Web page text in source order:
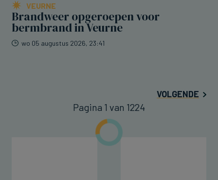
VEURNE
Brandweer opgeroepen voor
bermbrand in Veurne
wo 05 augustus 2026, 23:41
VOLGENDE
Pagina 1 van 1224